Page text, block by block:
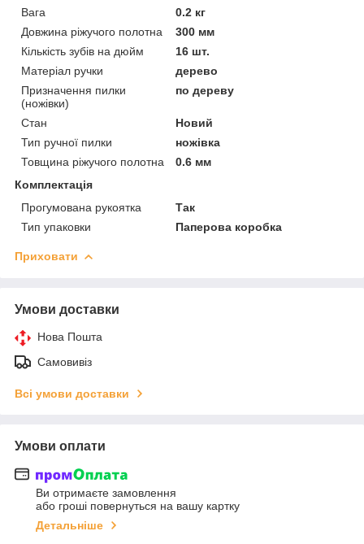
Вага
0.2 кг
Довжина ріжучого полотна
300 мм
Кількість зубів на дюйм
16 шт.
Матеріал ручки
дерево
Призначення пилки
(ножівки)
по дереву
Стан
Новий
Тип ручної пилки
ножівка
Товщина ріжучого полотна
0.6 мм
Комплектація
Прогумована рукоятка
Так
Тип упаковки
Паперова коробка
Приховати
Умови доставки
Нова Пошта
Самовивіз
Всі умови доставки
Умови оплати
Ви отримаєте замовлення
або гроші повернуться на вашу картку
Детальніше